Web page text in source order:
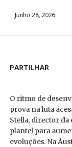
Junho 28, 2026
PARTILHAR
O ritmo de
prova na luta
Stella, director da
plantel para
evoluções. Na